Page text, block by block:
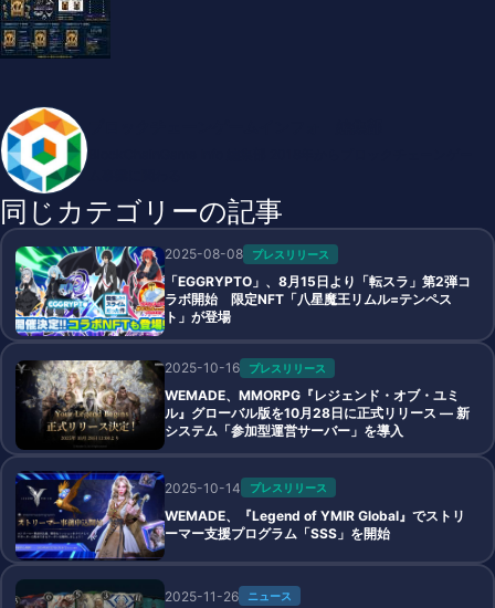
同じカテゴリーの記事
2025-08-08 プレスリリース
「EGGRYPTO」、8月15日より「転スラ」第2弾コ
ラボ開始 限定NFT「八星魔王リムル=テンペス
ト」が登場
2025-10-16 プレスリリース
WEMADE、MMORPG『レジェンド・オブ・ユミ
ル』グローバル版を10月28日に正式リリース ― 新
システム「参加型運営サーバー」を導入
2025-10-14 プレスリリース
WEMADE、『Legend of YMIR Global』でストリ
ーマー支援プログラム「SSS」を開始
2025-11-26 ニュース